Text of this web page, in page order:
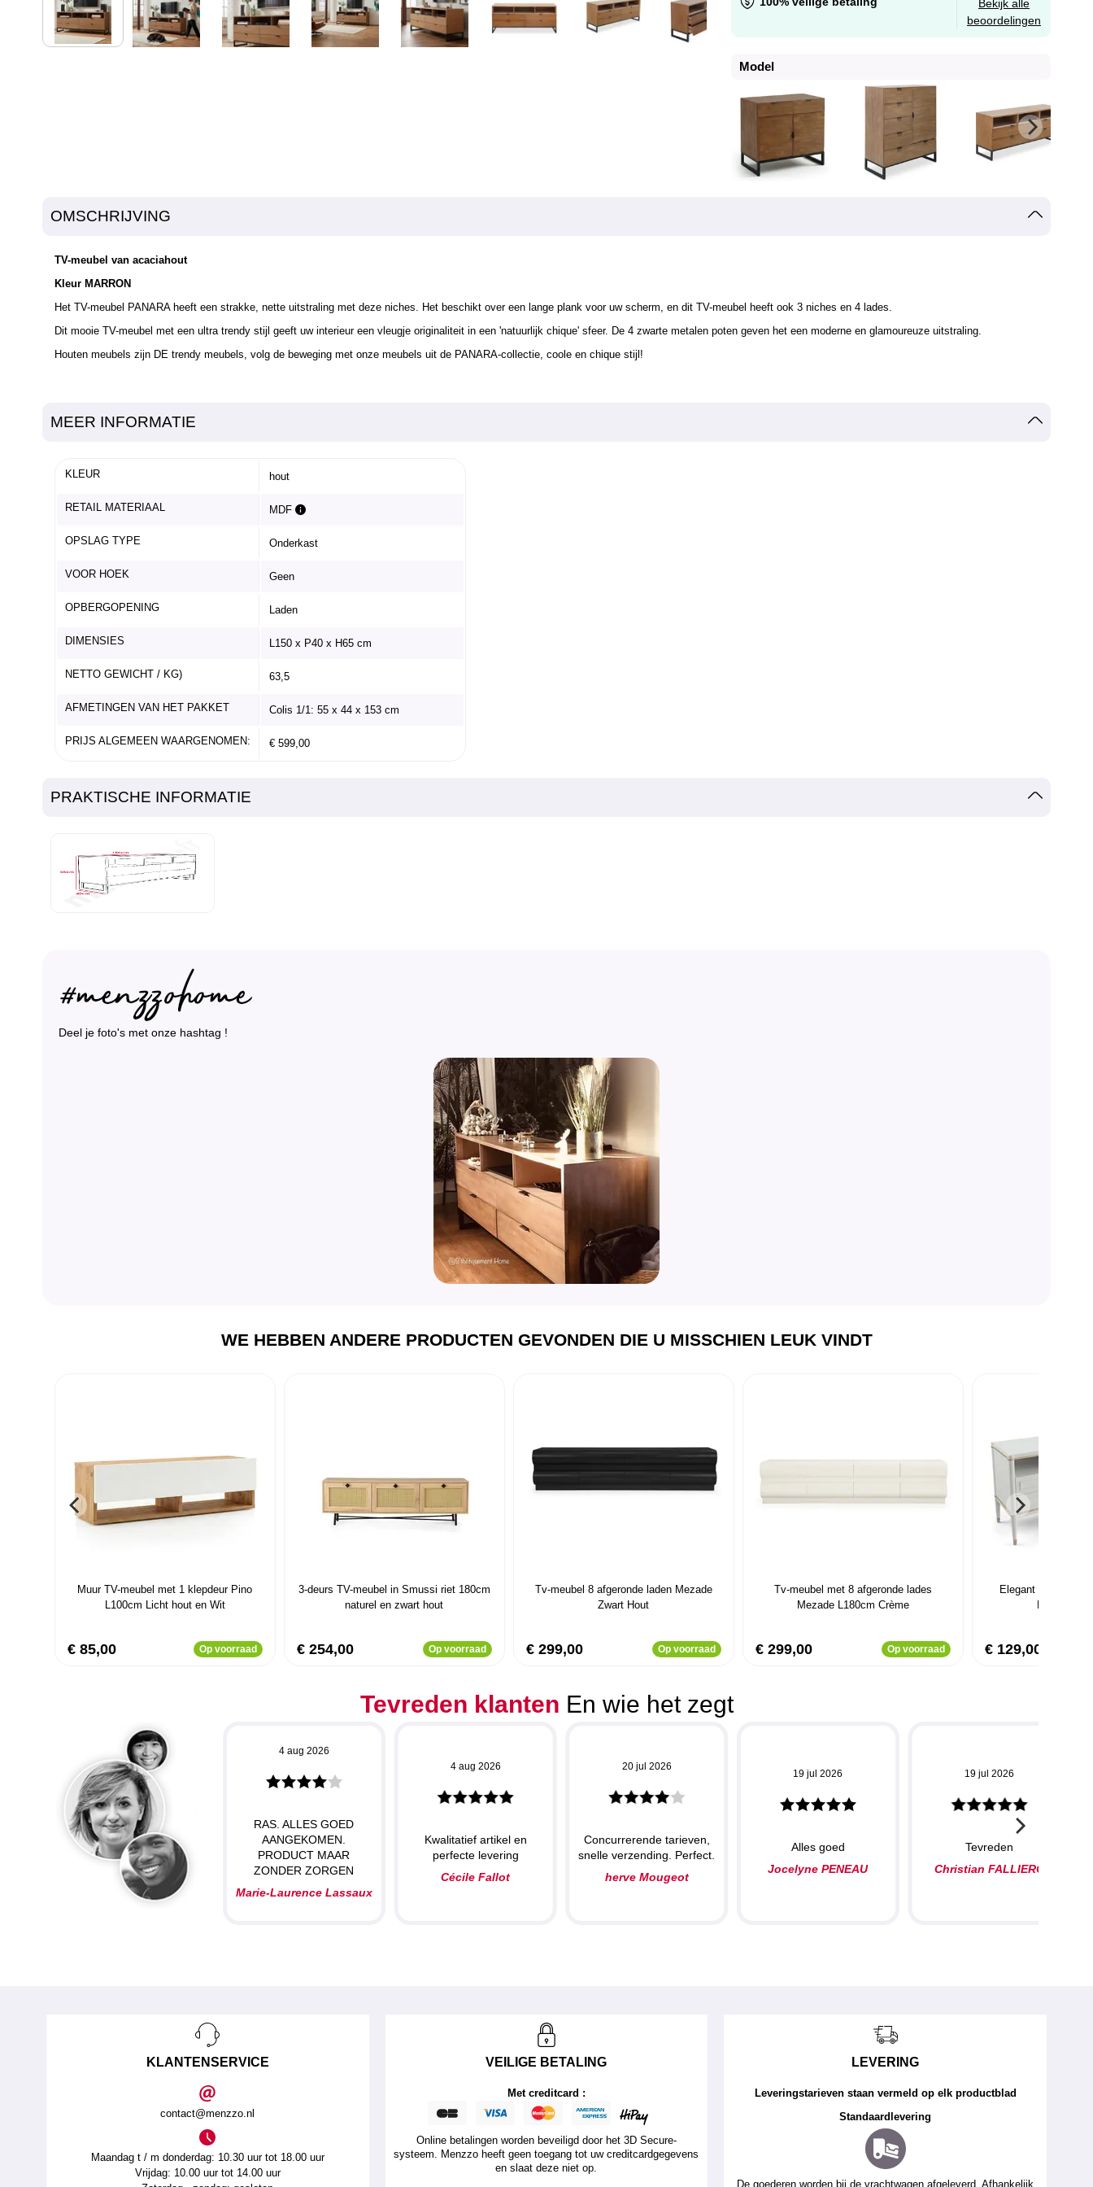
Bekijk alle
beoordelingen
Model
OMSCHRIJVING
TV-meubel van acaciahout
Kleur MARRON
Het TV-meubel PANARA heeft een strakke, nette uitstraling met deze niches. Het beschikt over een lange plank voor uw scherm, en dit TV-meubel heeft ook 3 niches en 4 lades.
Dit mooie TV-meubel met een ultra trendy stijl geeft uw interieur een vleugje originaliteit in een 'natuurlijk chique' sfeer. De 4 zwarte metalen poten geven het een moderne en glamoureuze uitstraling.
Houten meubels zijn DE trendy meubels, volg de beweging met onze meubels uit de PANARA-collectie, coole en chique stijl!
MEER INFORMATIE
KLEUR hout
RETAIL MATERIAAL MDF
OPSLAG TYPE Onderkast
VOOR HOEK Geen
OPBERGOPENING Laden
DIMENSIES L150 x P40 x H65 cm
NETTO GEWICHT / KG) 63,5
AFMETINGEN VAN HET PAKKET Colis 1/1: 55 x 44 x 153 cm
PRIJS ALGEMEEN WAARGENOMEN: € 599,00
PRAKTISCHE INFORMATIE
Deel je foto's met onze hashtag !
WE HEBBEN ANDERE PRODUCTEN GEVONDEN DIE U MISSCHIEN LEUK VINDT
Muur TV-meubel met 1 klepdeur Pino
L100cm Licht hout en Wit
€ 85,00 Op voorraad
3-deurs TV-meubel in Smussi riet 180cm
naturel en zwart hout
€ 254,00 Op voorraad
Tv-meubel 8 afgeronde laden Mezade
Zwart Hout
€ 299,00 Op voorraad
Tv-meubel met 8 afgeronde lades
Mezade L180cm Crème
€ 299,00 Op voorraad
Elegant tv-meubel
€ 129,00
Tevreden klanten En wie het zegt
4 aug 2026
RAS. ALLES GOED
AANGEKOMEN.
PRODUCT MAAR
ZONDER ZORGEN
Marie-Laurence Lassaux
4 aug 2026
Kwalitatief artikel en
perfecte levering
Cécile Fallot
20 jul 2026
Concurrerende tarieven,
snelle verzending. Perfect.
herve Mougeot
19 jul 2026
Alles goed
Jocelyne PENEAU
19 jul 2026
Tevreden
Christian FALLIERO
KLANTENSERVICE
contact@menzzo.nl
Maandag t / m donderdag: 10.30 uur tot 18.00 uur
Vrijdag: 10.00 uur tot 14.00 uur
VEILIGE BETALING
Met creditcard :
Online betalingen worden beveiligd door het 3D Secure-
systeem. Menzzo heeft geen toegang tot uw creditcardgegevens
en slaat deze niet op.
LEVERING
Leveringstarieven staan vermeld op elk productblad
Standaardlevering
De goederen worden bij de vrachtwagen afgeleverd. Afhankelijk